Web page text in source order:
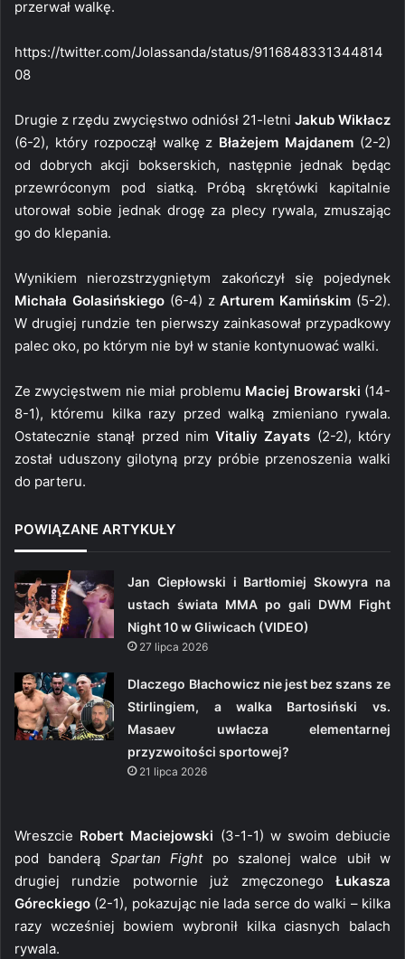
przerwał walkę.
https://twitter.com/Jolassanda/status/9116848331344814
08
Drugie z rzędu zwycięstwo odniósł 21-letni Jakub Wikłacz
(6-2), który rozpoczął walkę z Błażejem Majdanem (2-2)
od dobrych akcji bokserskich, następnie jednak będąc
przewróconym pod siatką. Próbą skrętówki kapitalnie
utorował sobie jednak drogę za plecy rywala, zmuszając
go do klepania.
Wynikiem nierozstrzygniętym zakończył się pojedynek
Michała Golasińskiego(6-4) zArturem Kamińskim (5-2).
W drugiej rundzie ten pierwszy zainkasował przypadkowy
palec oko, po którym nie był w stanie kontynuować walki.
Ze zwycięstwem nie miał problemu Maciej Browarski (14-
8-1), któremu kilka razy przed walką zmieniano rywala.
Ostatecznie stanął przed nimVitaliy Zayats (2-2), który
został uduszony gilotyną przy próbie przenoszenia walki
do parteru.
POWIĄZANE ARTYKUŁY
Jan Ciepłowski i Bartłomiej Skowyra na
ustach świata MMA po gali DWM Fight
Night 10 w Gliwicach (VIDEO)
27 lipca 2026
Dlaczego Błachowicz nie jest bez szans ze
Stirlingiem, a walka Bartosiński vs.
Masaev uwłacza elementarnej
przyzwoitości sportowej?
21 lipca 2026
Wreszcie Robert Maciejowski (3-1-1) w swoim debiucie
pod banderą Spartan Fightpo szalonej walce ubił w
drugiej rundzie potwornie już zmęczonego Łukasza
Góreckiego (2-1), pokazując nie lada serce do walki – kilka
razy wcześniej bowiem wybronił kilka ciasnych balach
rywala.